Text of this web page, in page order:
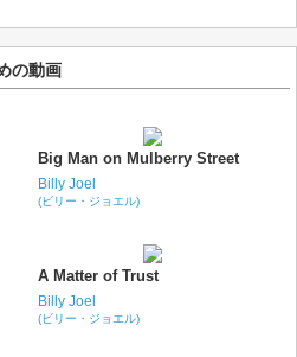
の動画
Big Man on Mulberry Street
Billy Joel
(ビリー・ジョエル)
A Matter of Trust
Billy Joel
(ビリー・ジョエル)